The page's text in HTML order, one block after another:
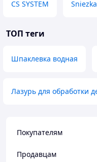
CS SYSTEM Sniezka
ТОП теги
Шпаклевка водная
Лазурь для обработки
Покупателям
Продавцам